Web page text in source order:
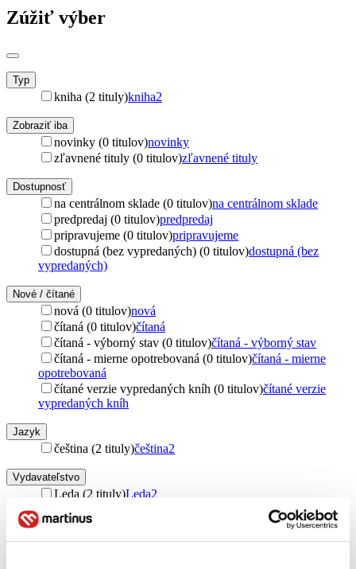
Zúžiť výber
Typ
kniha (2 tituly)kniha2
Zobraziť iba
novinky (0 titulov)novinky
zľavnené tituly (0 titulov)zľavnené tituly
Dostupnosť
na centrálnom sklade (0 titulov)na centrálnom sklade
predpredaj (0 titulov)predpredaj
pripravujeme (0 titulov)pripravujeme
dostupná (bez vypredaných) (0 titulov)dostupná (bez
vypredaných)
Nové / čítané
nová (0 titulov)nová
čítaná (0 titulov)čítaná
čítaná - výborný stav (0 titulov)čítaná - výborný stav
čítaná - mierne opotrebovaná (0 titulov)čítaná - mierne
opotrebovaná
čítané verzie vypredaných kníh (0 titulov)čítané verzie
vypredaných kníh
Jazyk
čeština (2 tituly)čeština2
Vydavateľstvo
Leda (2 tituly)Leda2
Väzba
pevná väzba s prebalom (2 tituly)pevná väzba s prebalom2